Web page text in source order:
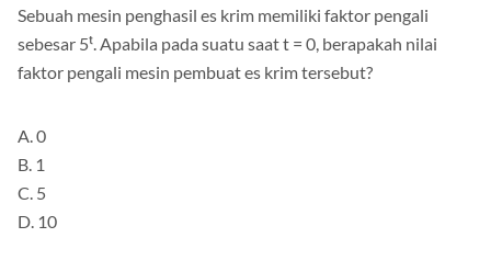
Sebuah mesin penghasil es krim memiliki faktor pengali
sebesar 5ᵗ. Apabila pada suatu saat t = 0, berapakah nilai
faktor pengali mesin pembuat es krim tersebut?
A. 0
B. 1
C. 5
D. 10